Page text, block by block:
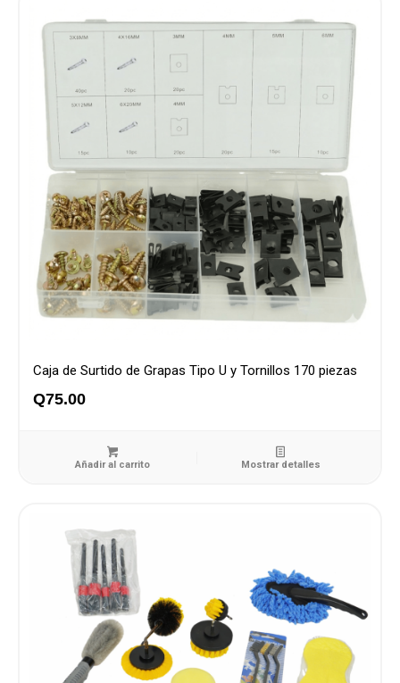
Caja de Surtido de Grapas Tipo U y Tornillos 170 piezas
Q75.00
Añadir al carrito Mostrar detalles